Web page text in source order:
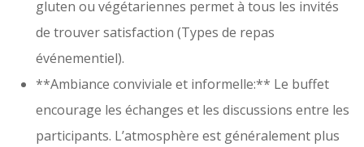
gluten ou végétariennes permet à tous les invités
de trouver satisfaction (Types de repas
événementiel).
**Ambiance conviviale et informelle:** Le buffet
encourage les échanges et les discussions entre les
participants. L’atmosphère est généralement plus